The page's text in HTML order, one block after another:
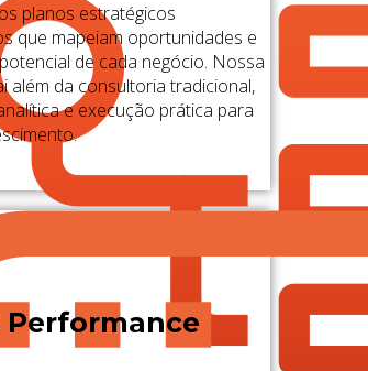
planos estratégicos
que mapeiam oportunidades e
de cada negócio. Nossa
além da consultoria tradicional,
e execução prática para
Performance